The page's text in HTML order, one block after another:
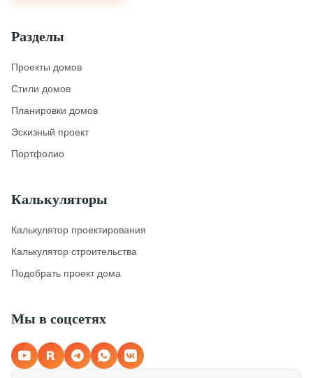
Разделы
Проекты домов
Стили домов
Планировки домов
Эскизный проект
Портфолио
Калькуляторы
Калькулятор проектирования
Калькулятор строительства
Подобрать проект дома
Мы в соцсетях